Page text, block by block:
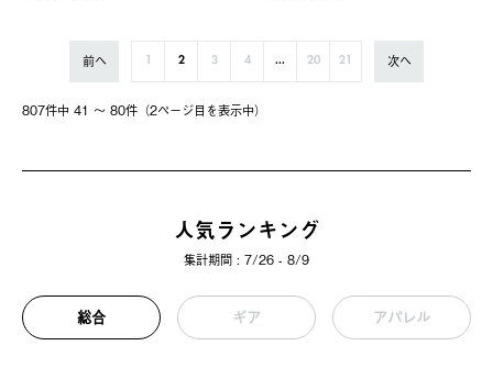
807件中 41 〜 80件（2ページ⽬を表⽰中）
前へ 1 2 3 4 ... 20 21 次へ
人気ランキング
集計期間 : 7/26 - 8/9
総合 ギア アパレル